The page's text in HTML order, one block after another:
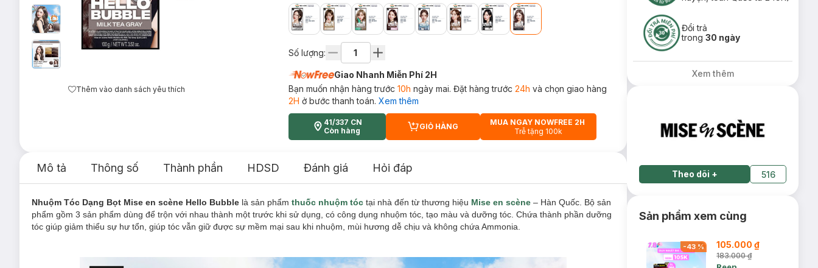
Thêm vào danh sách yêu thích
Số lượng:
Giao Nhanh Miễn Phí 2H
Bạn muốn nhận hàng trước 10h ngày mai. Đặt hàng trước 24h và chọn giao hàng
2H ở bước thanh toán. Xem thêm
41/337 CN
Còn hàng
CART PLUS ICON
GIỎ HÀNG
MUA NGAY NOWFREE 2H
Trễ tặng 100k
Mô tả Thông số Thành phần HDSD Đánh giá Hỏi đáp
Nhuộm Tóc Dạng Bọt Mise en scène Hello Bubble là sản phẩm thuốc nhuộm tóc tại nhà đến từ thương hiệu Mise en scène – Hàn Quốc. Bộ sản
phẩm gồm 3 sản phẩm dùng để trộn với nhau thành một trước khi sử dụng, có công dụng nhuộm tóc, tạo màu và dưỡng tóc. Chứa thành phần dưỡng
tóc giúp giảm thiểu sự hư tổn, giúp tóc vẫn giữ được sự mềm mại sau khi nhuộm, mùi hương dễ chịu và không chứa Ammonia.
Đổi trả
trong30 ngày
Xem thêm
Theo dõi + 516
Sản phẩm xem cùng
-43% 105.000 ₫
183.000 ₫